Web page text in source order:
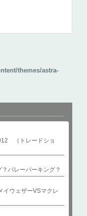
（トレードショ
バレーパーキング？
イウェザーVSマクレ
themes/astra-